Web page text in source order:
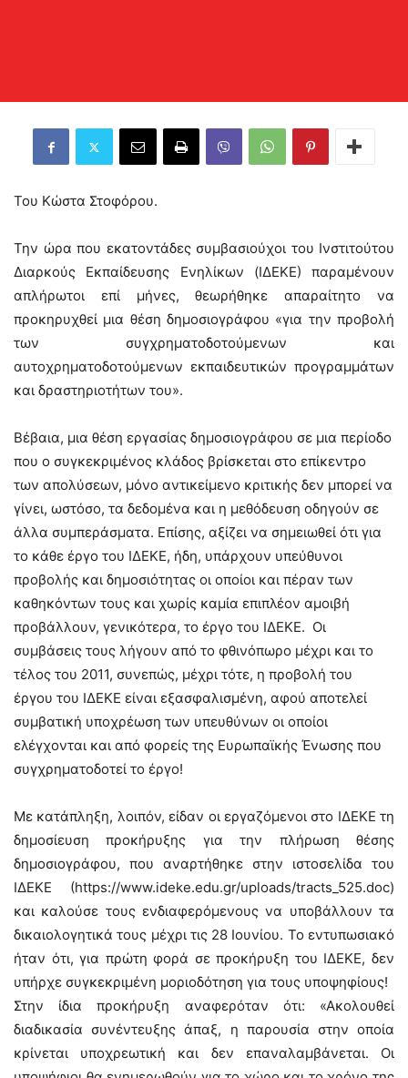
Του Κώστα Στοφόρου.
Την ώρα που εκατοντάδες συμβασιούχοι του Ινστιτούτου
Διαρκούς Εκπαίδευσης Ενηλίκων (ΙΔΕΚΕ) παραμένουν
απλήρωτοι επί μήνες, θεωρήθηκε απαραίτητο να
προκηρυχθεί μια θέση δημοσιογράφου «για την προβολή
των συγχρηματοδοτούμενων και
αυτοχρηματοδοτούμενων εκπαιδευτικών προγραμμάτων
και δραστηριοτήτων του».
Βέβαια, μια θέση εργασίας δημοσιογράφου σε μια περίοδο
που ο συγκεκριμένος κλάδος βρίσκεται στο επίκεντρο
των απολύσεων, μόνο αντικείμενο κριτικής δεν μπορεί να
γίνει, ωστόσο, τα δεδομένα και η μεθόδευση οδηγούν σε
άλλα συμπεράσματα. Επίσης, αξίζει να σημειωθεί ότι για
το κάθε έργο του ΙΔΕΚΕ, ήδη, υπάρχουν υπεύθυνοι
προβολής και δημοσιότητας οι οποίοι και πέραν των
καθηκόντων τους και χωρίς καμία επιπλέον αμοιβή
προβάλλουν, γενικότερα, το έργο του ΙΔΕΚΕ. Οι
συμβάσεις τους λήγουν από το φθινόπωρο μέχρι και το
τέλος του 2011, συνεπώς, μέχρι τότε, η προβολή του
έργου του ΙΔΕΚΕ είναι εξασφαλισμένη, αφού αποτελεί
συμβατική υποχρέωση των υπευθύνων οι οποίοι
ελέγχονται και από φορείς της Ευρωπαϊκής Ένωσης που
συγχρηματοδοτεί το έργο!
Με κατάπληξη, λοιπόν, είδαν οι εργαζόμενοι στο ΙΔΕΚΕ τη
δημοσίευση προκήρυξης για την πλήρωση θέσης
δημοσιογράφου, που αναρτήθηκε στην ιστοσελίδα του
ΙΔΕΚΕ (https://www.ideke.edu.gr/uploads/tracts_525.doc)
και καλούσε τους ενδιαφερόμενους να υποβάλλουν τα
δικαιολογητικά τους μέχρι τις 28 Ιουνίου. Το εντυπωσιακό
ήταν ότι, για πρώτη φορά σε προκήρυξη του ΙΔΕΚΕ, δεν
υπήρχε συγκεκριμένη μοριοδότηση για τους υποψηφίους!
Στην ίδια προκήρυξη αναφερόταν ότι: «Ακολουθεί
διαδικασία συνέντευξης άπαξ, η παρουσία στην οποία
κρίνεται υποχρεωτική και δεν επαναλαμβάνεται. Οι